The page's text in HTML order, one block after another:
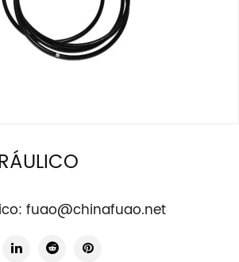
fuao@chinafuao.net